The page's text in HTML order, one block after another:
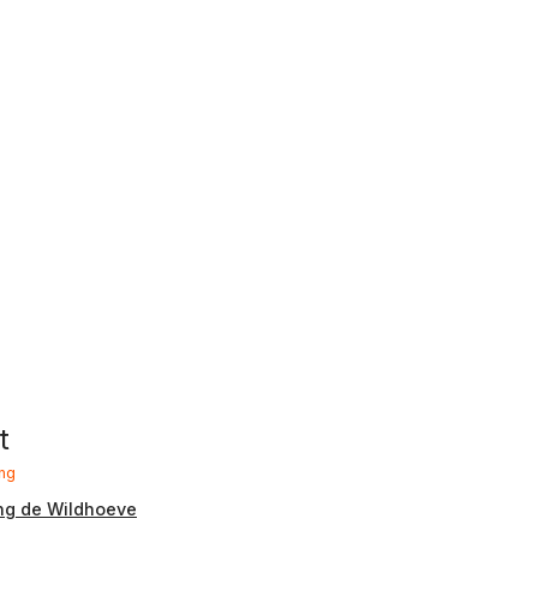
de Wildhoeve